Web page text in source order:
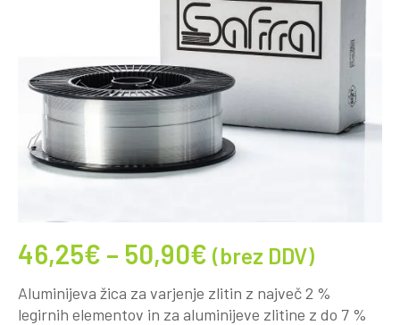
46,25€ – 50,90€ (brez DDV)
Aluminijeva žica za varjenje zlitin z največ 2 %
legirnih elementov in za aluminijeve zlitine z do 7 %